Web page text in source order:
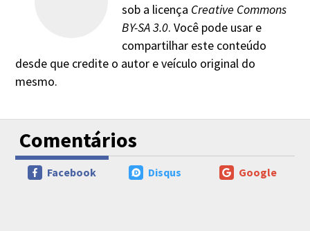
sob a licença Creative Commons
BY-SA 3.0. Você pode usar e
compartilhar este conteúdo
desde que credite o autor e veículo original do
mesmo.
Comentários
Google
Disqus
Facebook